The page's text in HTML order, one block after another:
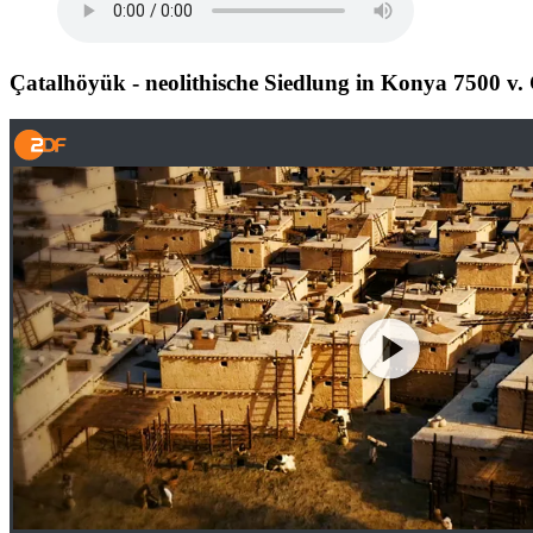
Çatalhöyük - neolithische Siedlung in Konya 7500 v.